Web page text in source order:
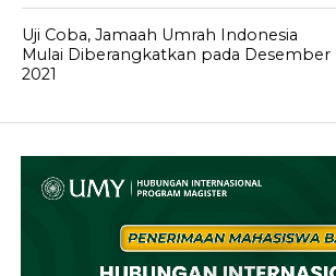
Uji Coba, Jamaah Umrah Indonesia
Mulai Diberangkatkan pada Desember
2021